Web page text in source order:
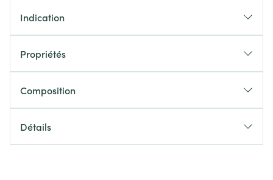
Indication
Propriétés
Composition
Détails